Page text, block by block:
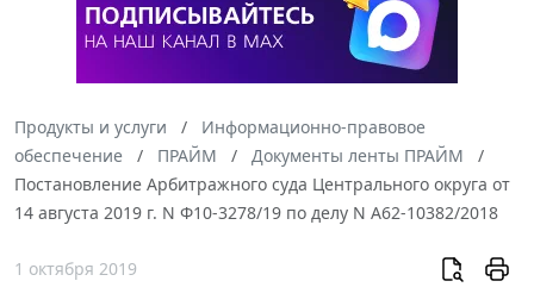
Продукты и услуги
Информационно-правовое
обеспечение
ПРАЙМ
Документы ленты ПРАЙМ
Постановление Арбитражного суда Центрального округа от
14 августа 2019 г. N Ф10-3278/19 по делу N А62-10382/2018
1 октября 2019